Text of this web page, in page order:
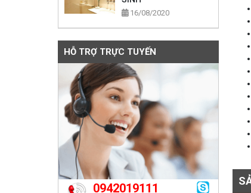
16/08/2020
HỖ TRỢ TRỰC TUYẾN
0942019111